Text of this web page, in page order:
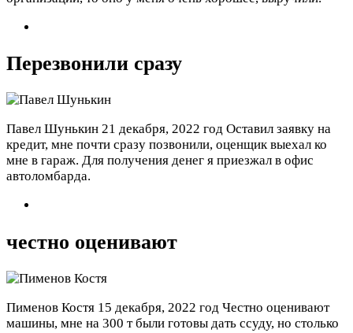
Перезвонили сразу
Павел Шунькин 21 декабря, 2022 год Оставил заявку на
кредит, мне почти сразу позвонили, оценщик выехал ко
мне в гараж. Для получения денег я приезжал в офис
автоломбарда.
честно оценивают
Пименов Костя 15 декабря, 2022 год Честно оценивают
машины, мне на 300 т были готовы дать ссуду, но столько